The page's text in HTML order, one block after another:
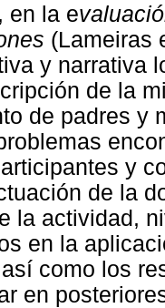
en la e
(Lameiras
y narrativa
de la
de padres y
y
de la
la actividad,
en la
como los
en